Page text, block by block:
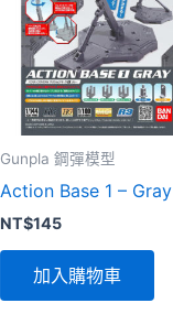
Gunpla 鋼彈模型
Action Base 1 – Gray
NT$145
加入購物車